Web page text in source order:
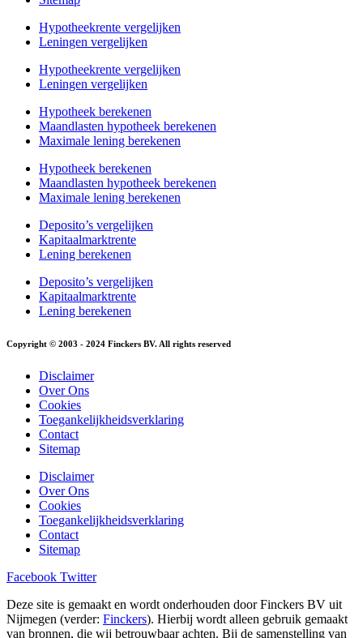
Hypotheekrente vergelijken
Leningen vergelijken
Hypotheekrente vergelijken
Leningen vergelijken
Hypotheek berekenen
Maandlasten hypotheek berekenen
Maximale lening berekenen
Hypotheek berekenen
Maandlasten hypotheek berekenen
Maximale lening berekenen
Deposito’s vergelijken
Kapitaalmarktrente
Lening berekenen
Deposito’s vergelijken
Kapitaalmarktrente
Lening berekenen
Copyright © 2003 - 2024 Finckers BV. All rights reserved
Disclaimer
Over Ons
Cookies
Toegankelijkheidsverklaring
Contact
Sitemap
Disclaimer
Over Ons
Cookies
Toegankelijkheidsverklaring
Contact
Sitemap
Facebook Twitter
Deze site is gemaakt en wordt onderhouden door Finckers BV uit
Nijmegen (verder: Finckers). Hierbij wordt alleen gebruik gemaakt
van bronnen, die wij betrouwbaar achten. Bij de samenstelling van